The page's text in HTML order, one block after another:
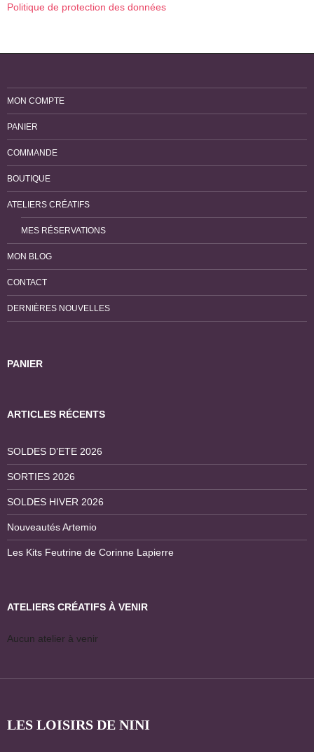
Politique de protection des données
MON COMPTE
PANIER
COMMANDE
BOUTIQUE
ATELIERS CRÉATIFS
MES RÉSERVATIONS
MON BLOG
CONTACT
DERNIÈRES NOUVELLES
PANIER
ARTICLES RÉCENTS
SOLDES D’ETE 2026
SORTIES 2026
SOLDES HIVER 2026
Nouveautés Artemio
Les Kits Feutrine de Corinne Lapierre
ATELIERS CRÉATIFS À VENIR
Aucun atelier à venir
LES LOISIRS DE NINI